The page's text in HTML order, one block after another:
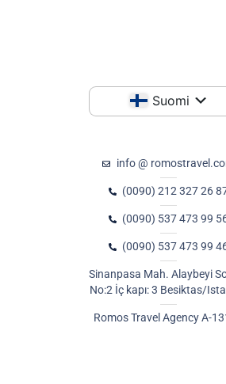
Suomi
info @
(0090) 212 327 26
(0090) 537 473 99
(0090) 537 473 99
Sinanpasa Mah. Alaybeyi
No:2 İç kapı: 3 Besiktas/
Romos Travel Agency A-